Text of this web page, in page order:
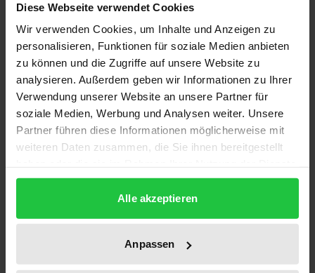
Diese Webseite verwendet Cookies
Wir verwenden Cookies, um Inhalte und Anzeigen zu
personalisieren, Funktionen für soziale Medien anbieten
zu können und die Zugriffe auf unsere Website zu
analysieren. Außerdem geben wir Informationen zu Ihrer
Verwendung unserer Website an unsere Partner für
soziale Medien, Werbung und Analysen weiter. Unsere
Partner führen diese Informationen möglicherweise mit
weiteren Daten zusammen, die Sie ihnen bereitgestellt
gesammelt haben.
Alle akzeptieren
Anpassen
zwei widersprüchliche Begriffe. Auch die
zeitgenössisch häufig verwendete
Selbstzuschreibung einer „nivellierten
Mittelstandsgesellschaft“ (Helmut Schelsky) bestärkt
die Annahme, dass sich zwischen Mitte der 1950er
und Mitte der 1970er Jahre in der Bundesrepublik
kaum jemand mit dem Thema Armut
auseinandergesetzt hat. Bei genauerer Betrachtung
Zeit stark veränderte: Es wurde vielschichtiger,
demokratischer, liberaler. Zugleich erfuhr der
Sozialstaat in diesen beiden Dekaden einen Ausbau
ungeahnten Ausmaßes.